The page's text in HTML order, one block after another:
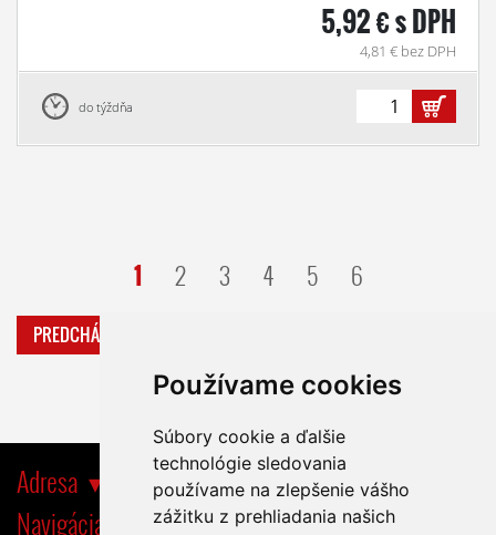
Používame cookies
Súbory cookie a ďalšie
technológie sledovania
používame na zlepšenie vášho
zážitku z prehliadania našich
5,92 € s DPH
4,81 € bez DPH
do týždňa
PREDCHÁDZAJÚCA
1 2 3 4 5 6
Adresa
Navigácia